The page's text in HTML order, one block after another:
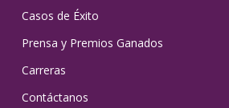
Casos de Éxito
Prensa y Premios Ganados
Carreras
Contáctanos